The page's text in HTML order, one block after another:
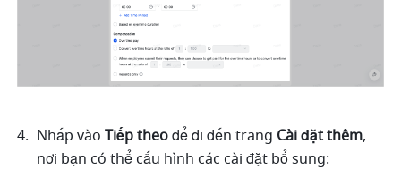
Nhấp vào Tiếp theo để đi đến trang Cài đặt thêm,
nơi bạn có thể cấu hình các cài đặt bổ sung: